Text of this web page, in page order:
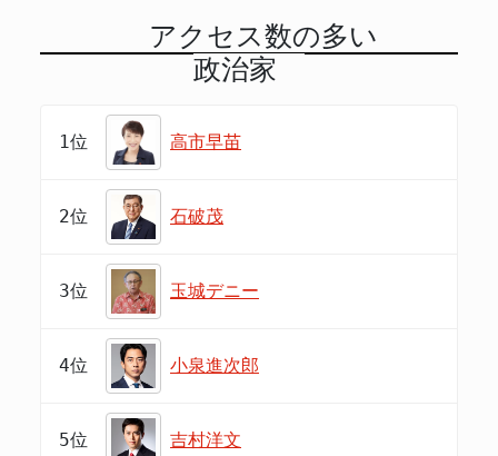
アクセス数の多い
政治家
1位 高市早苗
2位 石破茂
3位 玉城デニー
4位 小泉進次郎
5位 吉村洋文